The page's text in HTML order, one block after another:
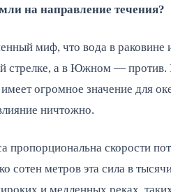
на направление течения?
миф, что вода в
стрелке, а в Южном —
огромное значение для
ничтожно.
пропорциональна скорости
сотен метров эта сила в
и медленных реках,